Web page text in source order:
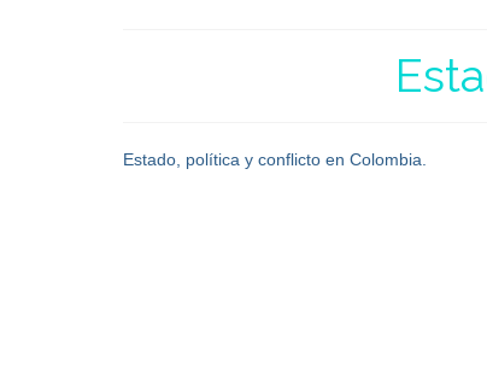
Estado, política y conflicto en Colombia.